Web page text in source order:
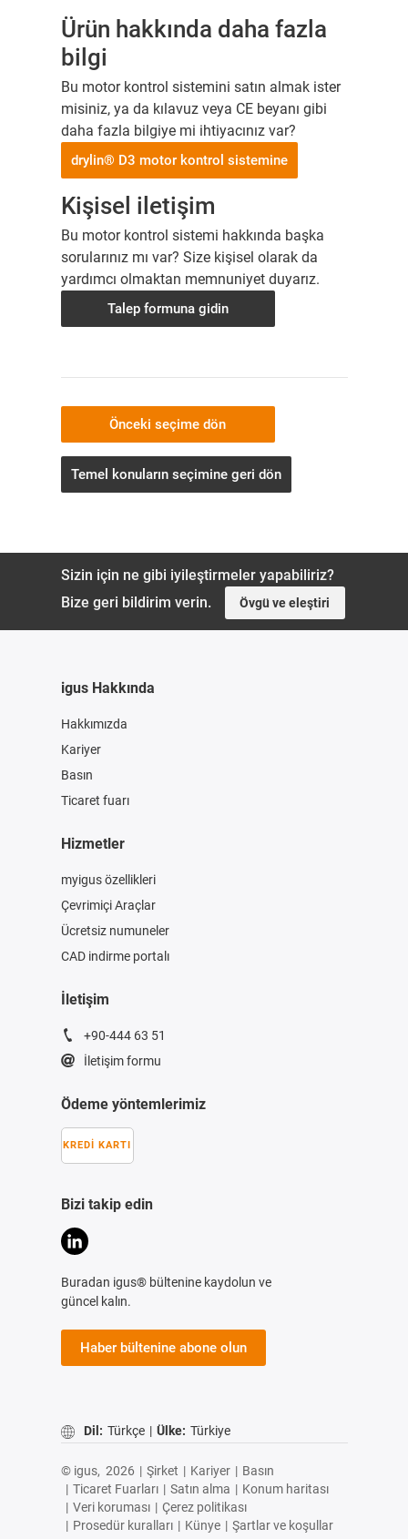
Ürün hakkında daha fazla
bilgi
Bu motor kontrol sistemini satın almak ister
misiniz, ya da kılavuz veya CE beyanı gibi
daha fazla bilgiye mi ihtiyacınız var?
drylin® D3 motor kontrol sistemine
Kişisel iletişim
Bu motor kontrol sistemi hakkında başka
sorularınız mı var? Size kişisel olarak da
yardımcı olmaktan memnuniyet duyarız.
Talep formuna gidin
Önceki seçime dön
Temel konuların seçimine geri dön
Sizin için ne gibi iyileştirmeler yapabiliriz?
Bize geri bildirim verin.
Övgü ve eleştiri
igus Hakkında
Hakkımızda
Kariyer
Basın
Ticaret fuarı
Hizmetler
myigus özellikleri
Çevrimiçi Araçlar
Ücretsiz numuneler
CAD indirme portalı
İletişim
+90-444 63 51
İletişim formu
Ödeme yöntemlerimiz
KREDI KARTI
Bizi takip edin
Buradan igus® bültenine kaydolun ve
güncel kalın.
Haber bültenine abone olun
Dil: Türkçe | Ülke: Türkiye
© igus, 2026 | Şirket | Kariyer | Basın
| Ticaret Fuarları | Satın alma | Konum haritası
| Veri koruması | Çerez politikası
| Prosedür kuralları | Künye | Şartlar ve koşullar